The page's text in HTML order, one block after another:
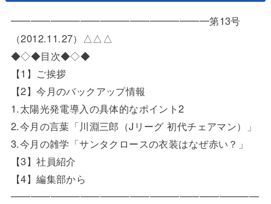
━━━━━━━━━━━━━━━━━━━━第13号
（2012.11.27）△△△
◆◇◆目次◆◇◆
【1】ご挨拶
【2】今月のバックアップ情報
1.太陽光発電導入の具体的なポイント2
2.今月の言葉「川淵三郎（Jリーグ 初代チェアマン）」
3.今月の雑学「サンタクロースの衣装はなぜ赤い？」
【3】社員紹介
【4】編集部から
━━━━━━━━━━━━━━━━━━━━━━━━━